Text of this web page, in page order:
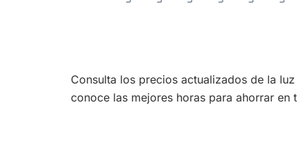
Consulta los precios actualizados de la
conoce las mejores horas para ahorrar en